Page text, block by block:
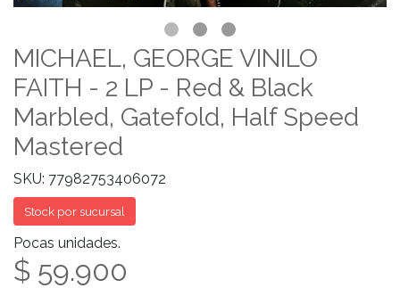
MICHAEL, GEORGE VINILO
FAITH - 2 LP - Red & Black
Marbled, Gatefold, Half Speed
Mastered
SKU: 77982753406072
Stock por sucursal
Pocas unidades.
$ 59.900